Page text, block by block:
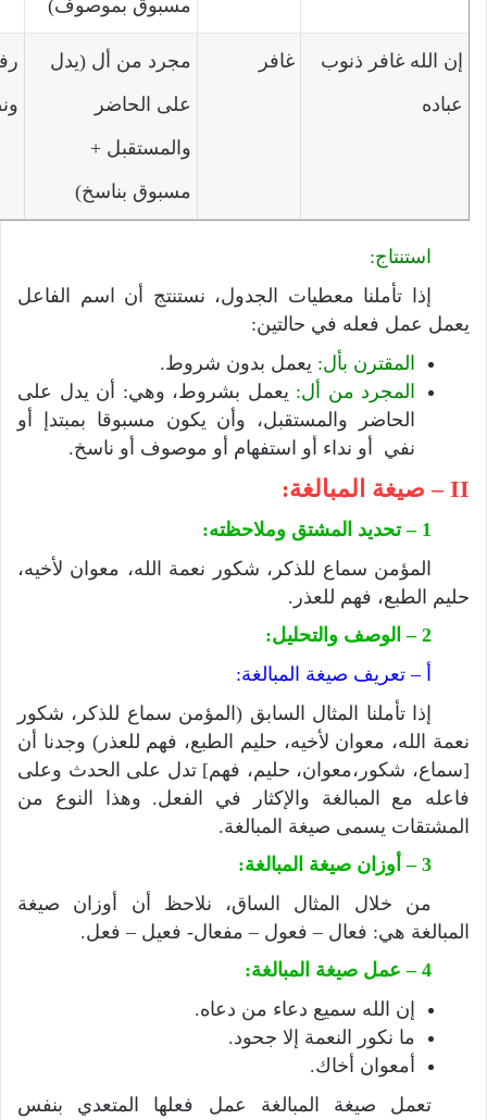
مسبوق بموصوف)
إن الله غافر ذنوب
عباده
غافر
مجرد من أل (يدل
على الحاضر
والمستقبل +
مسبوق بناسخ)
استنتاج:
إذا تأملنا معطيات الجدول، نستنتج أن اسم الفاعل
يعمل عمل فعله في حالتين:
المقترن بأل: يعمل بدون شروط.
المجرد من أل: يعمل بشروط، وهي: أن يدل على
الحاضر والمستقبل، وأن يكون مسبوقا بمبتدإ أو
نفي أو نداء أو استفهام أو موصوف أو ناسخ.
II – صيغة المبالغة:
1 – تحديد المشتق وملاحظته:
المؤمن سماع للذكر، شكور نعمة الله، معوان لأخيه،
حليم الطبع، فهم للعذر.
2 – الوصف والتحليل:
أ – تعريف صيغة المبالغة:
إذا تأملنا المثال السابق (المؤمن سماع للذكر، شكور
نعمة الله، معوان لأخيه، حليم الطبع، فهم للعذر) وجدنا أن
[سماع، شكور،معوان، حليم، فهم] تدل على الحدث وعلى
فاعله مع المبالغة والإكثار في الفعل. وهذا النوع من
المشتقات يسمى صيغة المبالغة.
3 – أوزان صيغة المبالغة:
من خلال المثال الساق، نلاحظ أن أوزان صيغة
المبالغة هي: فعال – فعول – مفعال- فعيل – فعل.
4 – عمل صيغة المبالغة:
إن الله سميع دعاء من دعاه.
ما نكور النعمة إلا جحود.
أمعوان أخاك.
تعمل صيغة المبالغة عمل فعلها المتعدي بنفس